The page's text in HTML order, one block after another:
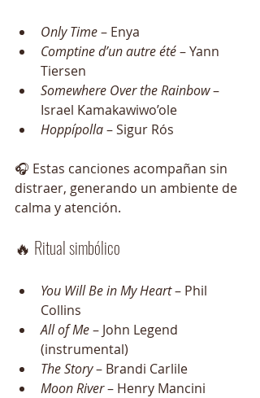
Only Time – Enya
Comptine d’un autre été – Yann
Tiersen
Somewhere Over the Rainbow –
Israel Kamakawiwo’ole
Hoppípolla – Sigur Rós
🎧 Estas canciones acompañan sin
distraer, generando un ambiente de
calma y atención.
🔥 Ritual simbólico
You Will Be in My Heart – Phil
Collins
All of Me – John Legend
(instrumental)
The Story – Brandi Carlile
Moon River – Henry Mancini